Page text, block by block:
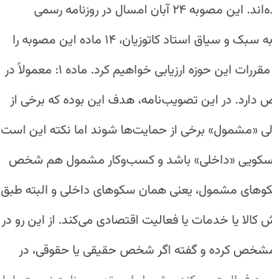
کسب‌وکارهای اقتصاد دیجیتال» نامیده‌اند. این مصوبه ۲۴ آبان امسال در روزنامه رسمی
منتشر شده است. ما در این مطلب، به سبک و سیاق استاد کاتوزیان، ۱۴ ماده این مصوبه را
بررسی و نسبت آن را با دیگر قوانین و مقررات این حوزه ارزیابی خواهیم کرد. ماده ۱: معمولاً در
دارد. در این تصویب‌نامه، هدف این بوده که برخی از
«مشمول» برخی از حمایت‌ها شوند اما نکته این است
سکویی «داخلی» باشد و کسب‌وکار مشمول هم شخص
مشمول، یعنی همان سکوهای داخلی و البته طبق
کالا یا خدمات یا فعالیت اقتصادی می‌کند. از این رو در
را مشخص کرده و گفته اگر شخص حقیقی یا حقوقی، در